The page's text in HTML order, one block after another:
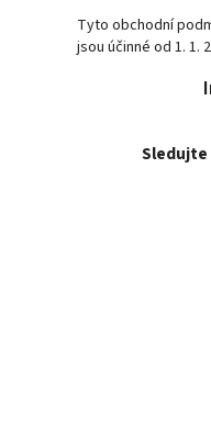
Tyto obchodní
jsou účinné od 1. 1.
Sledujte